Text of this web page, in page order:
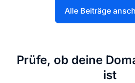
Alle Beiträge
Prüfe, ob deine
ist